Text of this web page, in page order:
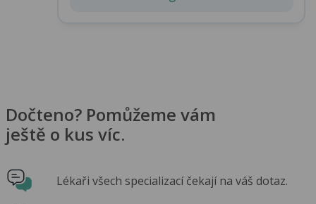
Dočteno? Pomůžeme vám
ještě o kus víc.
Lékaři všech specializací čekají na váš dotaz.